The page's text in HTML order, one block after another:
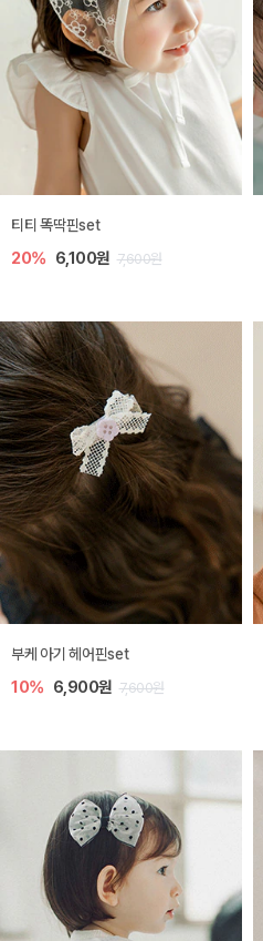
티티 똑딱핀set
20% 6,100원 7,600원
부케 아기 헤어핀set
10% 6,900원 7,600원